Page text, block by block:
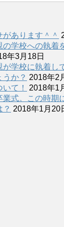
があります＾＾
の学校への執着
年3月18日
が学校に執着し
うか？ 2018年2
て！
2018年1
式。この時期
2018年1月20